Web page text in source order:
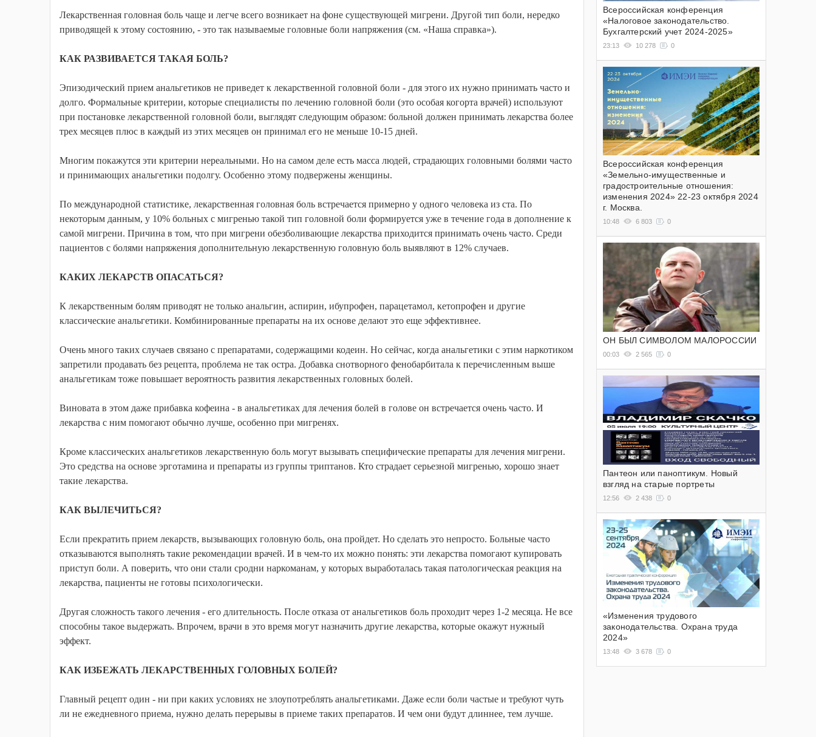
Лекарственная головная боль чаще и легче всего возникает на фоне существующей мигрени. Другой тип боли, нередко
приводящей к этому состоянию, - это так называемые головные боли напряжения (см. «Наша справка»).
КАК РАЗВИВАЕТСЯ ТАКАЯ БОЛЬ?
Эпизодический прием анальгетиков не приведет к лекарственной головной боли - для этого их нужно принимать часто и
долго. Формальные критерии, которые специалисты по лечению головной боли (это особая когорта врачей) используют
при постановке лекарственной головной боли, выглядят следующим образом: больной должен принимать лекарства более
трех месяцев плюс в каждый из этих месяцев он принимал его не меньше 10-15 дней.
Многим покажутся эти критерии нереальными. Но на самом деле есть масса людей, страдающих головными болями часто
и принимающих анальгетики подолгу. Особенно этому подвержены женщины.
По международной статистике, лекарственная головная боль встречается примерно у одного человека из ста. По
некоторым данным, у 10% больных с мигренью такой тип головной боли формируется уже в течение года в дополнение к
самой мигрени. Причина в том, что при мигрени обезболивающие лекарства приходится принимать очень часто. Среди
пациентов с болями напряжения дополнительную лекарственную головную боль выявляют в 12% случаев.
КАКИХ ЛЕКАРСТВ ОПАСАТЬСЯ?
К лекарственным болям приводят не только анальгин, аспирин, ибупрофен, парацетамол, кетопрофен и другие
классические анальгетики. Комбинированные препараты на их основе делают это еще эффективнее.
Очень много таких случаев связано с препаратами, содержащими кодеин. Но сейчас, когда анальгетики с этим наркотиком
запретили продавать без рецепта, проблема не так остра. Добавка снотворного фенобарбитала к перечисленным выше
анальгетикам тоже повышает вероятность развития лекарственных головных болей.
Виновата в этом даже прибавка кофеина - в анальгетиках для лечения болей в голове он встречается очень часто. И
лекарства с ним помогают обычно лучше, особенно при мигренях.
Кроме классических анальгетиков лекарственную боль могут вызывать специфические препараты для лечения мигрени.
Это средства на основе эрготамина и препараты из группы триптанов. Кто страдает серьезной мигренью, хорошо знает
такие лекарства.
КАК ВЫЛЕЧИТЬСЯ?
Если прекратить прием лекарств, вызывающих головную боль, она пройдет. Но сделать это непросто. Больные часто
отказываются выполнять такие рекомендации врачей. И в чем-то их можно понять: эти лекарства помогают купировать
приступ боли. А поверить, что они стали сродни наркоманам, у которых выработалась такая патологическая реакция на
лекарства, пациенты не готовы психологически.
Другая сложность такого лечения - его длительность. После отказа от анальгетиков боль проходит через 1-2 месяца. Не все
способны такое выдержать. Впрочем, врачи в это время могут назначить другие лекарства, которые окажут нужный
эффект.
КАК ИЗБЕЖАТЬ ЛЕКАРСТВЕННЫХ ГОЛОВНЫХ БОЛЕЙ?
Главный рецепт один - ни при каких условиях не злоупотреблять анальгетиками. Даже если боли частые и требуют чуть
ли не ежедневного приема, нужно делать перерывы в приеме таких препаратов. И чем они будут длиннее, тем лучше.
Всероссийская конференция
«Налоговое законодательство.
Бухгалтерский учет 2024-2025»
23:13 10 278 0
Всероссийская конференция
«Земельно-имущественные и
градостроительные отношения:
изменения 2024» 22-23 октября 2024
г. Москва.
10:48 6 803 0
ОН БЫЛ СИМВОЛОМ МАЛОРОССИИ
00:03 2 565 0
Пантеон или паноптикум. Новый
взгляд на старые портреты
12:56 2 438 0
«Изменения трудового
законодательства. Охрана труда
2024»
13:48 3 678 0